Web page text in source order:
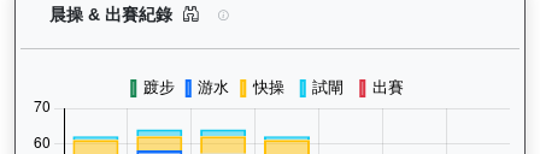
晨操 & 出賽紀錄 歡樂飛駒（J496）— 晨操及出賽紀錄圖